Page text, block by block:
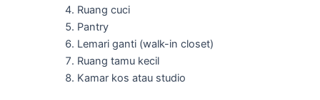
Ruang cuci
Pantry
Lemari ganti (walk-in closet)
Ruang tamu kecil
Kamar kos atau studio